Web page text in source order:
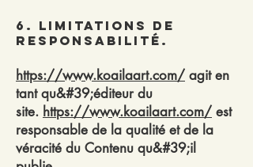
6. Limitations de
responsabilité.
https://www.koailaart.com/ agit en
tant qu&#39;éditeur du
site. https://www.koailaart.com/ est
responsable de la qualité et de la
véracité du Contenu qu&#39;il